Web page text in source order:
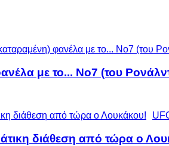
με το... Νο7 (του
διάθεση από τώρα ο